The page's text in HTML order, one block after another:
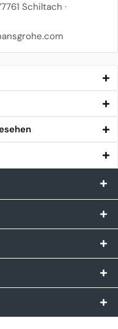
Schiltach ·